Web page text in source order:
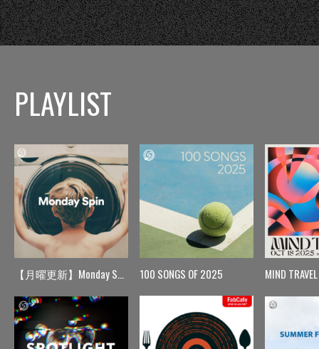
PLAYLIST
【月曜更新】Monday Spin 100 SONGS OF 2025 MIND TRAVEL